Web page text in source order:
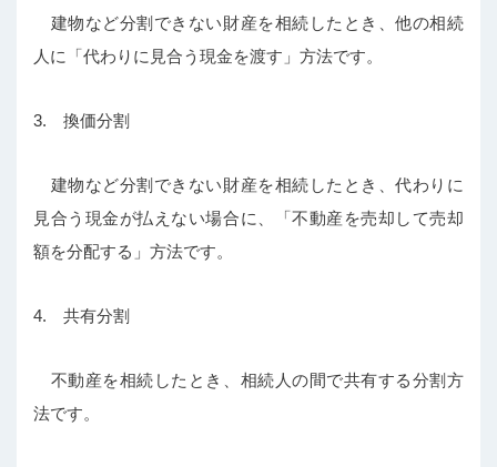
建物など分割できない財産を相続したとき、他の相続
人に「代わりに見合う現金を渡す」方法です。
3. 換価分割
建物など分割できない財産を相続したとき、代わりに
見合う現金が払えない場合に、「不動産を売却して売却
額を分配する」方法です。
4. 共有分割
不動産を相続したとき、相続人の間で共有する分割方
法です。